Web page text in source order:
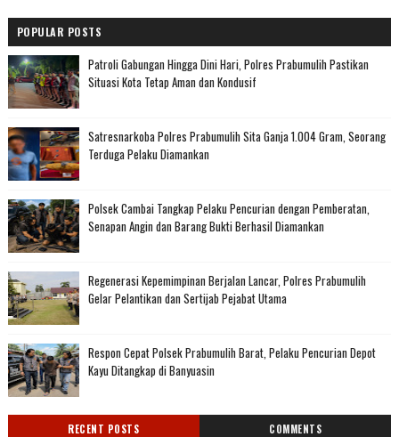
POPULAR POSTS
Patroli Gabungan Hingga Dini Hari, Polres Prabumulih Pastikan
Situasi Kota Tetap Aman dan Kondusif
Satresnarkoba Polres Prabumulih Sita Ganja 1.004 Gram, Seorang
Terduga Pelaku Diamankan
Polsek Cambai Tangkap Pelaku Pencurian dengan Pemberatan,
Senapan Angin dan Barang Bukti Berhasil Diamankan
Regenerasi Kepemimpinan Berjalan Lancar, Polres Prabumulih
Gelar Pelantikan dan Sertijab Pejabat Utama
Respon Cepat Polsek Prabumulih Barat, Pelaku Pencurian Depot
Kayu Ditangkap di Banyuasin
RECENT POSTS COMMENTS